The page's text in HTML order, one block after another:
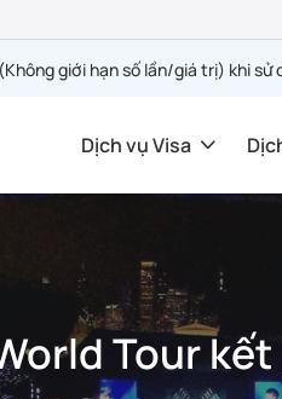
(Không giới hạn số lần/giá trị) khi sử
Dịch vụ Visa
Tour